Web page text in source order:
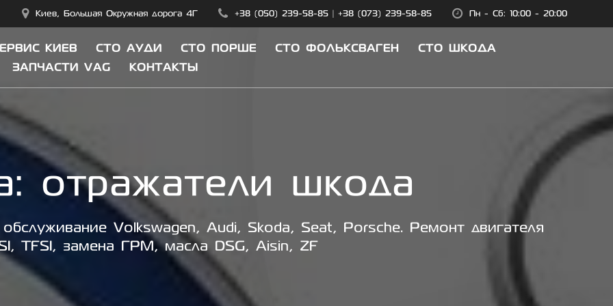
Киев, Большая Окружная дорога 4Г +38 (050) 239-58-85| +38 (073) 239-58-85 Пн - Сб: 10:00 - 20:00
КИЕВ СТО АУДИ СТО ПОРШЕ СТО ФОЛЬКСВАГЕН
СТО ШКОДА
ЗАПЧАСТИ VAG КОНТАКТЫ
отражатели шкода
Volkswagen, Audi, Skoda, Seat, Porsche. Ремонт двигателя
TFSI, замена ГРМ, масла DSG, Aisin, ZF